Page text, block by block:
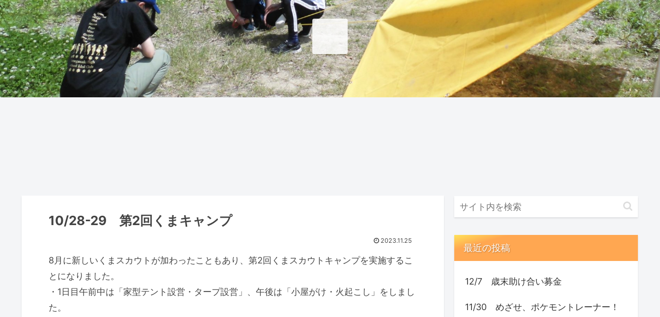
10/28-29 第2回くまキャンプ
2023.11.25
8月に新しいくまスカウトが加わったこともあり、第2回くまスカウトキャンプを実施するこ
とになりました。
・1日目午前中は「家型テント設営・タープ設営」、午後は「小屋がけ・火起こし」をしまし
た。
最近の投稿
12/7 歳末助け合い募金
11/30 めざせ、ポケモントレーナー！